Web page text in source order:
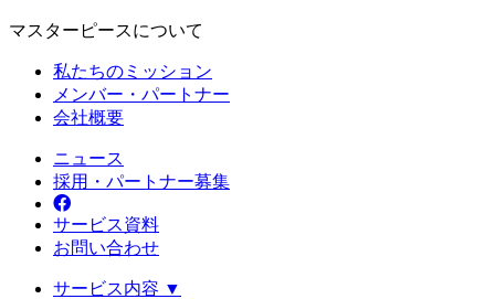
マスターピースについて
私たちのミッション
メンバー・パートナー
会社概要
ニュース
採用・パートナー募集
サービス資料
お問い合わせ
サービス内容 ▼